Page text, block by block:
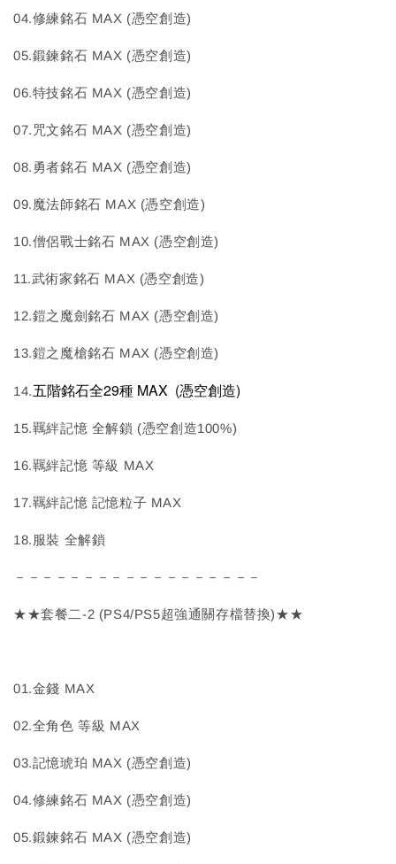
04.修練銘石 MAX (憑空創造)
05.鍛鍊銘石 MAX (憑空創造)
06.特技銘石 MAX (憑空創造)
07.咒文銘石 MAX (憑空創造)
08.勇者銘石 MAX (憑空創造)
09.魔法師銘石 MAX (憑空創造)
10.僧侶戰士銘石 MAX (憑空創造)
11.武術家銘石 MAX (憑空創造)
12.鎧之魔劍銘石 MAX (憑空創造)
13.鎧之魔槍銘石 MAX (憑空創造)
14.五階銘石全29種 MAX (憑空創造)
15.羈絆記憶 全解鎖 (憑空創造100%)
16.羈絆記憶 等級 MAX
17.羈絆記憶 記憶粒子 MAX
18.服裝 全解鎖
－－－－－－－－－－－－－－－－－－
★★套餐二-2 (PS4/PS5超強通關存檔替換)★★
01.金錢 MAX
02.全角色 等級 MAX
03.記憶琥珀 MAX (憑空創造)
04.修練銘石 MAX (憑空創造)
05.鍛鍊銘石 MAX (憑空創造)